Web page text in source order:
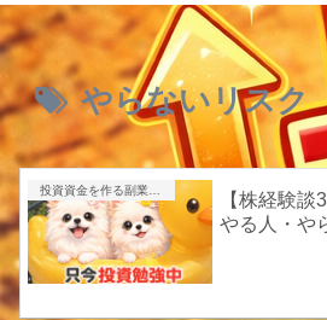
やらないリスク
投資資金を作る副業|ポイ活・アンケート・得意を売る
【株経験
やる人・や